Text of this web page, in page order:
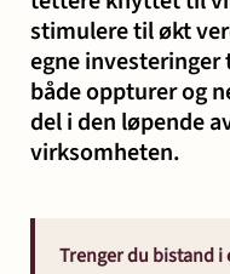
stimulere til økt
egne
både oppturer og
del i den løpende
virksomheten.
Trenger du bistand i
og
anlegg
og
sykdom
Offentlige
Skatt